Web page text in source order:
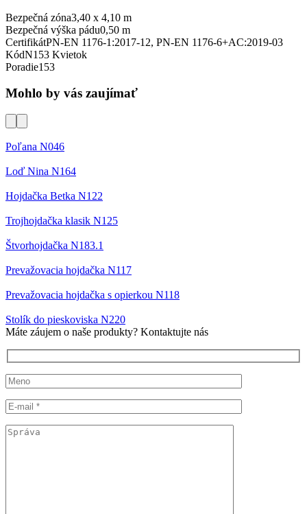
Bezpečná zóna3,40 x 4,10 m
Bezpečná výška pádu0,50 m
CertifikátPN-EN 1176-1:2017-12, PN-EN 1176-6+AC:2019-03
KódN153 Kvietok
Poradie153
Mohlo by vás zaujímať
Poľana N046
Loď Nina N164
Hojdačka Betka N122
Trojhojdačka klasik N125
Štvorhojdačka N183.1
Prevažovacia hojdačka N117
Prevažovacia hojdačka s opierkou N118
Stolík do pieskoviska N220
Máte záujem o naše produkty? Kontaktujte nás